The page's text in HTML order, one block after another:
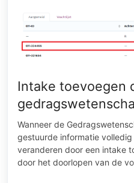
Intake toevoegen
Wanneer de
gestuurde informatie
veranderen door een intake
door het doorlopen van de